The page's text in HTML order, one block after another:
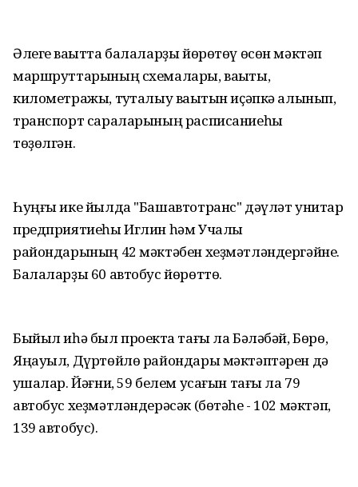
Әлеге ваҡытта балаларҙы йөрөтөү өсөн мәктәп
маршруттарының схемалары, ваҡыты,
километражы, туҡталыу ваҡытын иҫәпкә алынып,
транспорт сараларының расписаниеһы
төҙөлгән.
Һуңғы ике йылда "Башавтотранс" дәүләт унитар
предприятиеһы Иглин һәм Учалы
райондарының 42 мәктәбен хеҙмәтләндергәйне.
Балаларҙы 60 автобус йөрөттө.
Быйыл иһә был проектҡа тағы ла Бәләбәй, Бөрө,
Яңауыл, Дүртөйлө райондары мәктәптәрен дә
ҡушалар. Йәғни, 59 белем усағын тағы ла 79
автобус хеҙмәтләндерәсәк (бөтәһе - 102 мәктәп,
139 автобус).